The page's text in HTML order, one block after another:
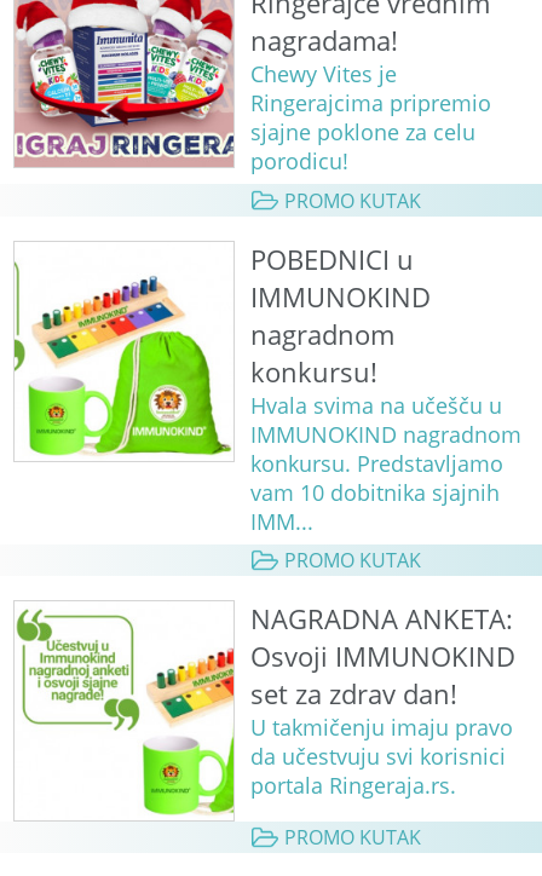
nagradama!
Chewy Vites je
Ringerajcima pripremio
sjajne poklone za celu
porodicu!
PROMO KUTAK
POBEDNICI u
IMMUNOKIND
nagradnom
konkursu!
Hvala svima na učešču u
IMMUNOKIND nagradnom
konkursu. Predstavljamo
vam 10 dobitnika sjajnih
IMM...
PROMO KUTAK
NAGRADNA ANKETA:
Osvoji IMMUNOKIND
set za zdrav dan!
U takmičenju imaju pravo
da učestvuju svi korisnici
portala Ringeraja.rs.
PROMO KUTAK